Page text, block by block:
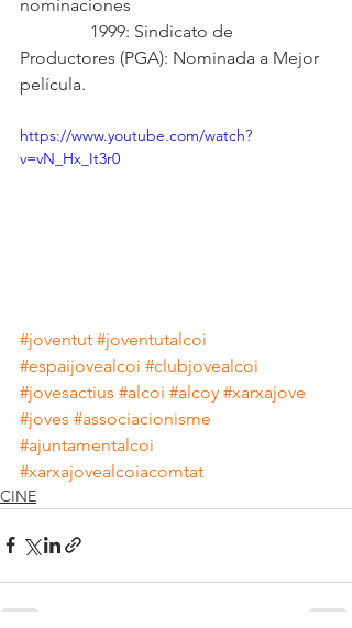
nominaciones
Productores (PGA): Nominada a Mejor
película.
https://www.youtube.com/watch?
v=vN_Hx_It3r0
#joventut #joventutalcoi
#espaijovealcoi #clubjovealcoi
#jovesactius #alcoi #alcoy #xarxajove
#joves #associacionisme
#ajuntamentalcoi
#xarxajovealcoiacomtat
CINE